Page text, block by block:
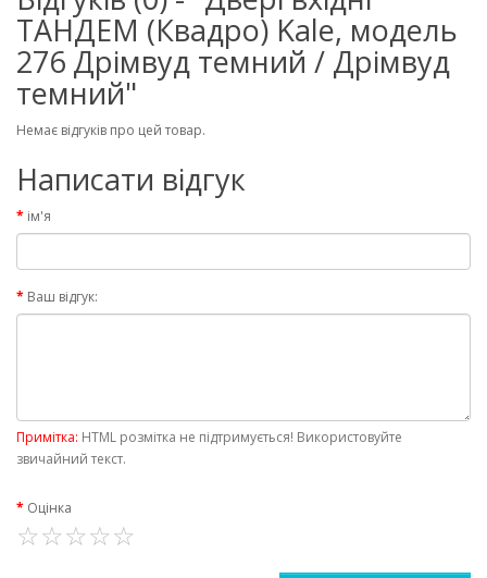
ТАНДЕМ (Квадро) Kale, модель
276 Дрімвуд темний / Дрімвуд
темний"
Немає відгуків про цей товар.
Написати відгук
ім'я
Ваш відгук:
Примітка: HTML розмітка не підтримується! Використовуйте
звичайний текст.
Оцінка